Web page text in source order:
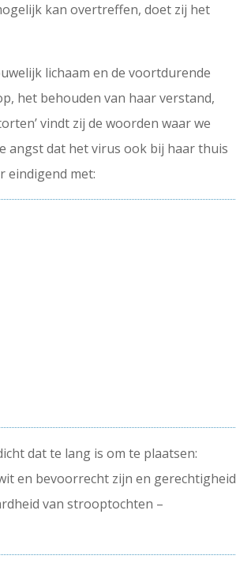
kan overtreffen, doet zij het
lichaam en de voortdurende
het behouden van haar verstand,
vindt zij de woorden waar we
angst dat het virus ook bij haar thuis
eindigend met:
dat te lang is om te plaatsen:
en bevoorrecht zijn en gerechtigheid
van strooptochten –